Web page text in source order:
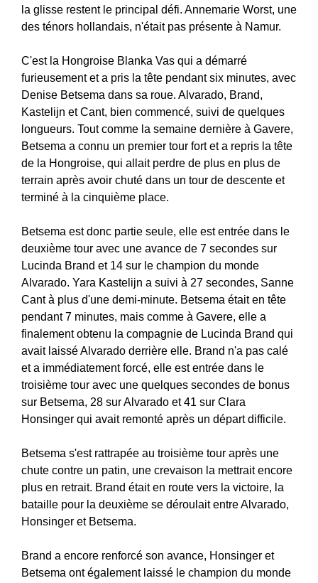
la glisse restent le principal défi. Annemarie Worst, une
des ténors hollandais, n'était pas présente à Namur.
C'est la Hongroise Blanka Vas qui a démarré
furieusement et a pris la tête pendant six minutes, avec
Denise Betsema dans sa roue. Alvarado, Brand,
Kastelijn et Cant, bien commencé, suivi de quelques
longueurs. Tout comme la semaine dernière à Gavere,
Betsema a connu un premier tour fort et a repris la tête
de la Hongroise, qui allait perdre de plus en plus de
terrain après avoir chuté dans un tour de descente et
terminé à la cinquième place.
Betsema est donc partie seule, elle est entrée dans le
deuxième tour avec une avance de 7 secondes sur
Lucinda Brand et 14 sur le champion du monde
Alvarado. Yara Kastelijn a suivi à 27 secondes, Sanne
Cant à plus d'une demi-minute. Betsema était en tête
pendant 7 minutes, mais comme à Gavere, elle a
finalement obtenu la compagnie de Lucinda Brand qui
avait laissé Alvarado derrière elle. Brand n'a pas calé
et a immédiatement forcé, elle est entrée dans le
troisième tour avec une quelques secondes de bonus
sur Betsema, 28 sur Alvarado et 41 sur Clara
Honsinger qui avait remonté après un départ difficile.
Betsema s'est rattrapée au troisième tour après une
chute contre un patin, une crevaison la mettrait encore
plus en retrait. Brand était en route vers la victoire, la
bataille pour la deuxième se déroulait entre Alvarado,
Honsinger et Betsema.
Brand a encore renforcé son avance, Honsinger et
Betsema ont également laissé le champion du monde